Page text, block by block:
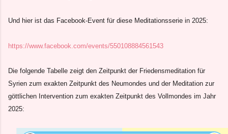
Und hier ist das Facebook-Event für diese Meditationsserie in 2025:
https://www.facebook.com/events/550108884561543
Die folgende Tabelle zeigt den Zeitpunkt der Friedensmeditation für
Syrien zum exakten Zeitpunkt des Neumondes und der Meditation zur
göttlichen Intervention zum exakten Zeitpunkt des Vollmondes im Jahr
2025: